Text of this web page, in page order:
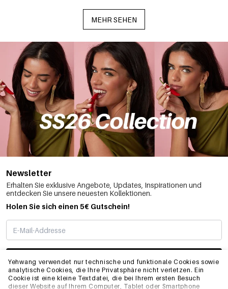
Yehwang verwendet nur technische und funktionale Cookies sowie
analytische Cookies, die Ihre Privatsphäre nicht verletzen. Ein
Cookie ist eine kleine Textdatei, die bei Ihrem ersten Besuch
dieser Website auf Ihrem Computer, Tablet oder Smartphone
MEHR SEHEN
Newsletter
Erhalten Sie exklusive Angebote, Updates, Inspirationen und
entdecken Sie unsere neuesten Kollektionen.
Holen Sie sich einen 5€ Gutschein!
ABONNIEREN